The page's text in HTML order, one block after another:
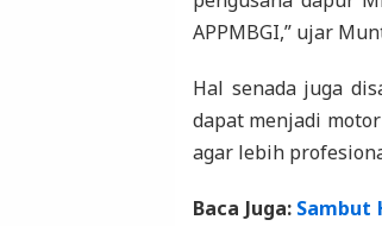
APPMBGI,” ujar
Hal senada juga
dapat menjadi
agar lebih
Baca Juga: Sambut